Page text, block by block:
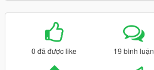
0 đã được like 19 bình luận